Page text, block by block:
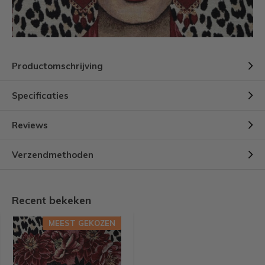
Productomschrijving
Specificaties
Reviews
Verzendmethoden
Recent bekeken
MEEST GEKOZEN